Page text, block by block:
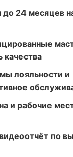
до 24 месяцев
качества
лояльности и
и рабочие
по